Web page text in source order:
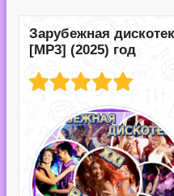
Зарубежная
[MP3] (2025) год